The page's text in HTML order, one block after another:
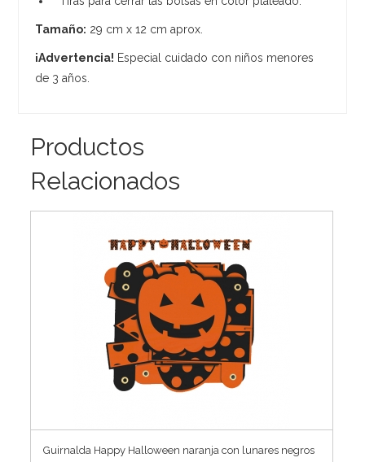
Tamaño: 29 cm x 12 cm aprox.
¡Advertencia! Especial cuidado con niños menores
de 3 años.
Productos
Relacionados
Guirnalda Happy Halloween naranja con lunares negros